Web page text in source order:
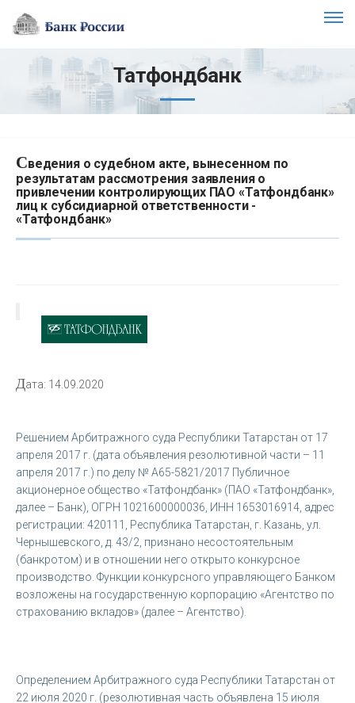
Татфондбанк
Сведения о судебном акте, вынесенном по
результатам рассмотрения заявления о
привлечении контролирующих ПАО «Татфондбанк»
лиц к субсидиарной ответственности -
«Татфондбанк»
Дата: 14.09.2020
Решением Арбитражного суда Республики Татарстан от 17
апреля 2017 г. (дата объявления резолютивной части – 11
апреля 2017 г.) по делу № А65-5821/2017 Публичное
акционерное общество «Татфондбанк» (ПАО «Татфондбанк»,
далее – Банк), ОГРН 1021600000036, ИНН 1653016914, адрес
регистрации: 420111, Республика Татарстан, г. Казань, ул.
Чернышевского, д. 43/2, признано несостоятельным
(банкротом) и в отношении него открыто конкурсное
производство. Функции конкурсного управляющего Банком
возложены на государственную корпорацию «Агентство по
страхованию вкладов» (далее – Агентство).
Определением Арбитражного суда Республики Татарстан от
22 июля 2020 г. (резолютивная часть объявлена 15 июля